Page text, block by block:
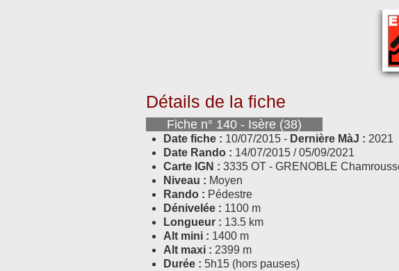
Détails de la fiche
Fiche n° 140 - Isère (38)
Date fiche : 10/07/2015 - Dernière MàJ : 2021
Date Rando : 14/07/2015 / 05/09/2021
Carte IGN : 3335 OT - GRENOBLE
Niveau : Moyen
Rando : Pédestre
Dénivelée : 1100 m
Longueur : 13.5 km
Alt mini : 1400 m
Alt maxi : 2399 m
Durée : 5h15 (hors pauses)